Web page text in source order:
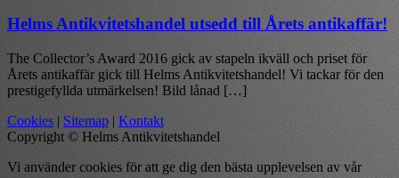
Helms Antikvitetshandel utsedd till Årets antikaffär!
The Collector’s Award 2016 gick av stapeln ikväll och priset för
Årets antikaffär gick till Helms Antikvitetshandel! Vi tackar för den
prestigefyllda utmärkelsen! Bild lånad […]
Cookies | Sitemap | Kontakt
Copyright © Helms Antikvitetshandel
Vi använder cookies för att ge dig den bästa upplevelsen av vår